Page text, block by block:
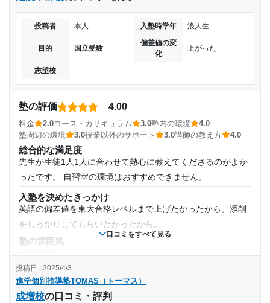
利用詳細
通塾期間
2025年9月〜通塾中 (投稿日時点)
小学5年
受講コース
通年
通塾頻度
週1日
1日あたりの授業時間
1時間～2時間未満
講師の教え方
ていた人は少ない印象。 あとは一人40代ぐらいの教師がいつ
も生徒に怒鳴っており、その怒鳴り声がよく3階で響いていた
塾内の環境
で、静かな集中できる自習室はなかった
塾周辺の環境
塾を出て坂を降りた場所にコンビニがある。そして下北沢駅
からも近いため、周囲環境は整っていると思います
授業以外のサポート
(相談・面談、家庭学習のサポート、授業以外のコミュニケーション等)
自習室利用だけでも、入り口が講師室のような場所にあるの
で、行き帰りに必ず誰かと話し、常にコミュニケーションは
取れていた印象でした。
2017年以前〜2019年3月(1年以上)
口コミをすべて見る
投稿者 本人 入塾時学年 浪人生
目的 国立受験
偏差値の変
化
上がった
志望校
塾の評価 4.00
料金 2.0コース・カリキュラム 3.0塾内の環境
4.0
塾周辺の環境
3.0授業以外のサポート 3.0講師の教え方 4.0
総合的な満足度
先生が生徒1人1人に合わせて熱心に教えてくださるのがよか
ったです。 自習室の環境はおすすめできません。
入塾を決めたきっかけ
英語の偏差値を東大合格レベルまで上げたかったから。添削
をしっかりしてもらいたかったから。
塾の雰囲気
料金
個別指導なので仕方ないとは思うが、やはり料金は高め。特
に大学受験で難関校を目指す場合だと料金は高くなりなりが
進学個別指導塾TOMAS（トーマス）
成増校の口コミ・評判
投稿日 : 2025/4/3